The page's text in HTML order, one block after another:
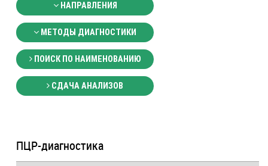
НАПРАВЛЕНИЯ
МЕТОДЫ ДИАГНОСТИКИ
ПОИСК ПО НАИМЕНОВАНИЮ
СДАЧА АНАЛИЗОВ
ПЦР-диагностика